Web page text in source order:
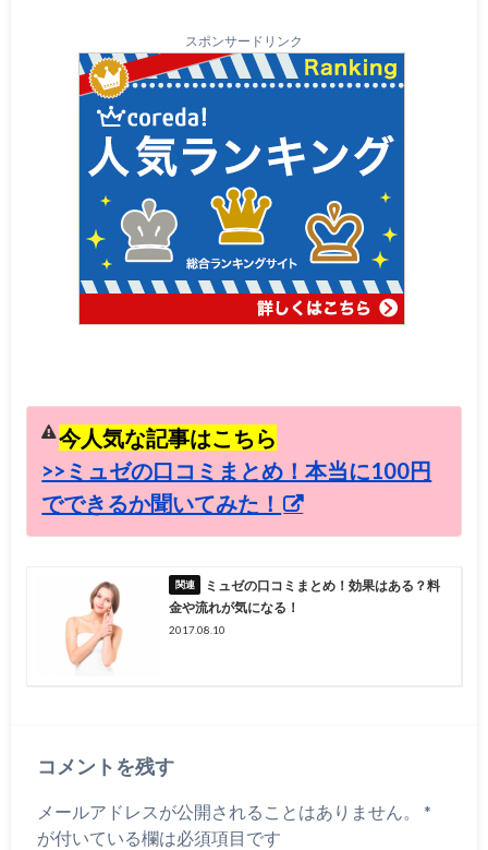
スポンサードリンク
今人気な記事はこちら
>>ミュゼの口コミまとめ！本当に100円
でできるか聞いてみた！
ミュゼの口コミまとめ！効果はある？料
金や流れが気になる！
2017.08.10
コメントを残す
メールアドレスが公開されることはありません。
*
が付いている欄は必須項目です